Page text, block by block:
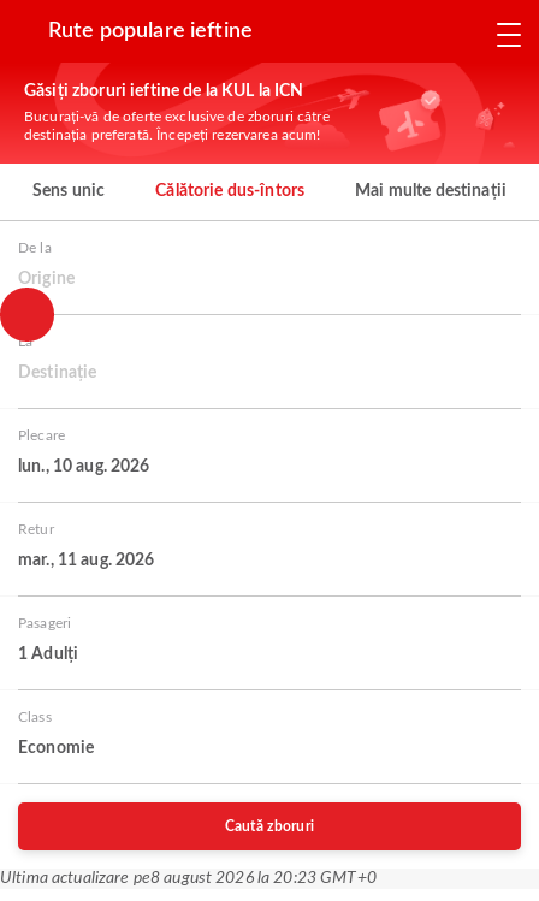
Rute populare ieftine
Găsiți zboruri ieftine de la KUL la ICN
Bucurați-vă de oferte exclusive de zboruri către
destinația preferată. Începeți rezervarea acum!
Sens unic Călătorie dus-întors Mai multe destinații
De la
Origine
La
Destinație
Plecare
lun., 10 aug. 2026
Retur
mar., 11 aug. 2026
Pasageri
1 Adulți
Class
Economie
Caută zboruri
Ultima actualizare pe8 august 2026 la 20:23 GMT+0